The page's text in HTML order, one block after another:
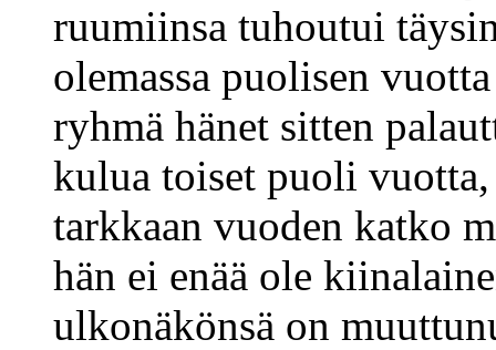
ruumiinsa tuhoutui
olemassa puolisen
ryhmä hänet sitten
kulua toiset puoli
tarkkaan vuoden katko
hän ei enää ole
ulkonäkönsä on